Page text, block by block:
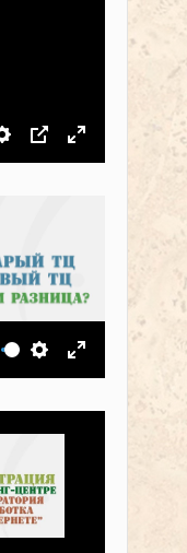
звук
Настройки
PIP На весь
звук
Настройки
На весь